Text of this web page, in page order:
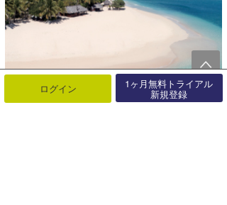
ログイン 1ヶ月無料トライアル
新規登録